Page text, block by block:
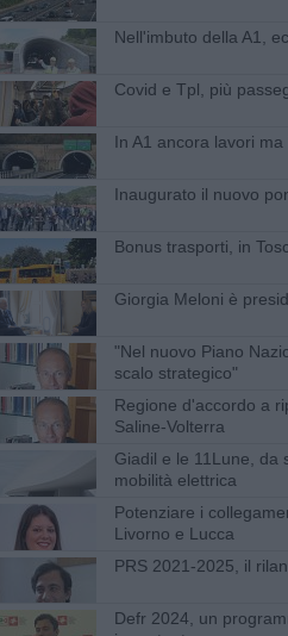
Nell'imbuto della A1,
Covid e Tpl, più
In A1 ancora lavori
Inaugurato il nuovo
Bonus trasporti, in
Giorgia Meloni è
"Nel nuovo Piano
scalo strategico"
Regione d'accordo a
Saline-Volterra
Giadil e le 11Lune, ​da
mobilità elettrica
Potenziare i
Livorno e Lucca
PRS 2021-2025, il
Defr 2024, un